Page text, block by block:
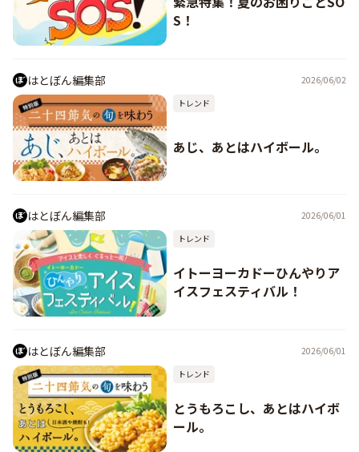
S！
はとぼん編集部
2026/06/02
トレンド
あじ、あとはハイボール。
はとぼん編集部
2026/06/01
トレンド
イトーヨーカドーひんやりア
イスフェスティバル！
はとぼん編集部
2026/06/01
トレンド
とうもろこし、あとはハイボ
ール。